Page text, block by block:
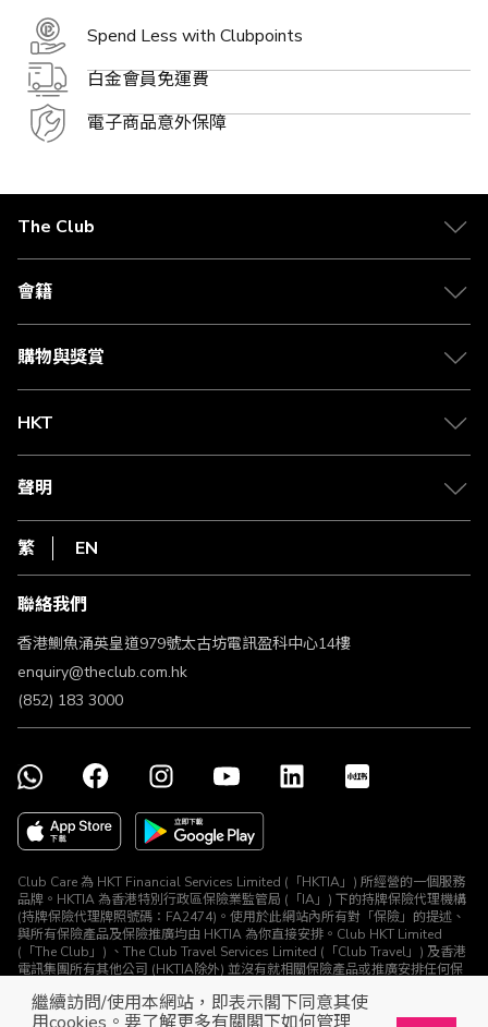
繼續訪問/使用本網站，即表示閣下同意其使
Spend Less with Clubpoints
白金會員免運費
電子商品意外保障
The Club
關於 The Club
合作夥伴
媒體中心
會籍
會籍及專屬禮遇
賺取積分
購物與獎賞
物流與配送
Club Shopping 商品領取站
常見問題
HKT
csl.
1010
HKT
聲明
私隱聲明
使用條款
條款及細則
不歧視及不騷擾聲明
認可牌照及通告
繁 EN
聯絡我們
香港鰂魚涌英皇道979號太古坊電訊盈科中心14樓
enquiry@theclub.com.hk
(852) 183 3000
Club Care 為 HKT Financial Services Limited (「HKTIA」) 所經營的一個服務
品牌。HKTIA 為香港特別行政區保險業監管局 (「IA」) 下的持牌保險代理機構
(持牌保險代理牌照號碼：FA2474)。使用於此網站內所有對「保險」的提述、
與所有保險產品及保險推廣均由 HKTIA 為你直接安排。Club HKT Limited
(「The Club」) 、The Club Travel Services Limited (「Club Travel」) 及香港
電訊集團所有其他公司 (HKTIA除外) 並沒有就相關保險產品或推廣安排任何保
© The Club 2026. 保留所有權利